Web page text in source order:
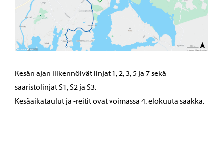
Kesän ajan liikennöivät linjat 1, 2, 3, 5 ja 7 sekä
saaristolinjat S1, S2 ja S3.
Kesäaikataulut ja -reitit ovat voimassa 4. elokuuta saakka.